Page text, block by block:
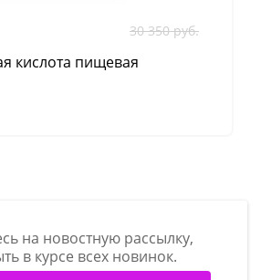
30 350 руб.
кислота пищевая
на новостную рассылку,
в курсе всех новинок.